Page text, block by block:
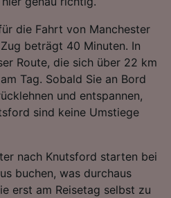
die Fahrt von Manchester
beträgt 40 Minuten. In
Route, die sich über 22 km
Tag. Sobald Sie an Bord
und entspannen,
sind keine Umstiege
nach Knutsford starten bei
buchen, was durchaus
erst am Reisetag selbst zu